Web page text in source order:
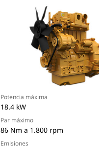
Potencia máxima
18.4 kW
Par máximo
86 Nm a 1.800 rpm
Emisiones